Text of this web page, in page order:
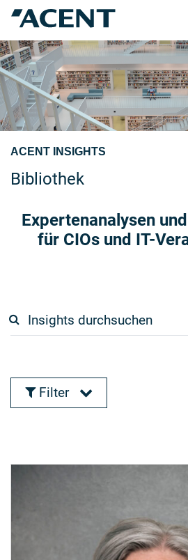
ACENT INSIGHTS
Bibliothek
Expertenanalysen
für CIOs und IT-
Filter